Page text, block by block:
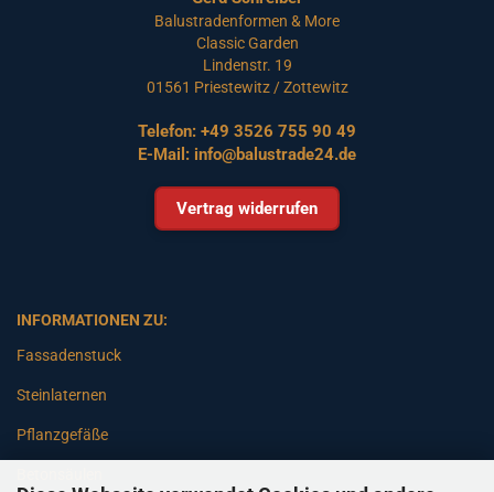
Balustradenformen & More
Classic Garden
Lindenstr. 19
01561 Priestewitz / Zottewitz
Telefon: +49 3526 755 90 49
E-Mail: info@balustrade24.de
Vertrag widerrufen
INFORMATIONEN ZU:
Fassadenstuck
Steinlaternen
Pflanzgefäße